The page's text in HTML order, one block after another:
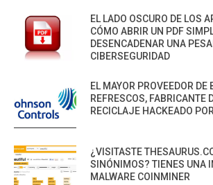
EL LADO OSCURO DE LOS
CÓMO ABRIR UN PDF
DESENCADENAR UNA
CIBERSEGURIDAD
EL MAYOR PROVEEDOR DE
REFRESCOS, FABRICANTE
RECICLAJE HACKEADO
¿VISITASTE
SINÓNIMOS? TIENES UNA
MALWARE COINMINER